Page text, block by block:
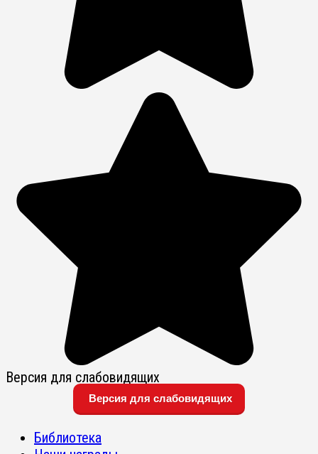
Версия для слабовидящих
Версия для слабовидящих
Библиотека